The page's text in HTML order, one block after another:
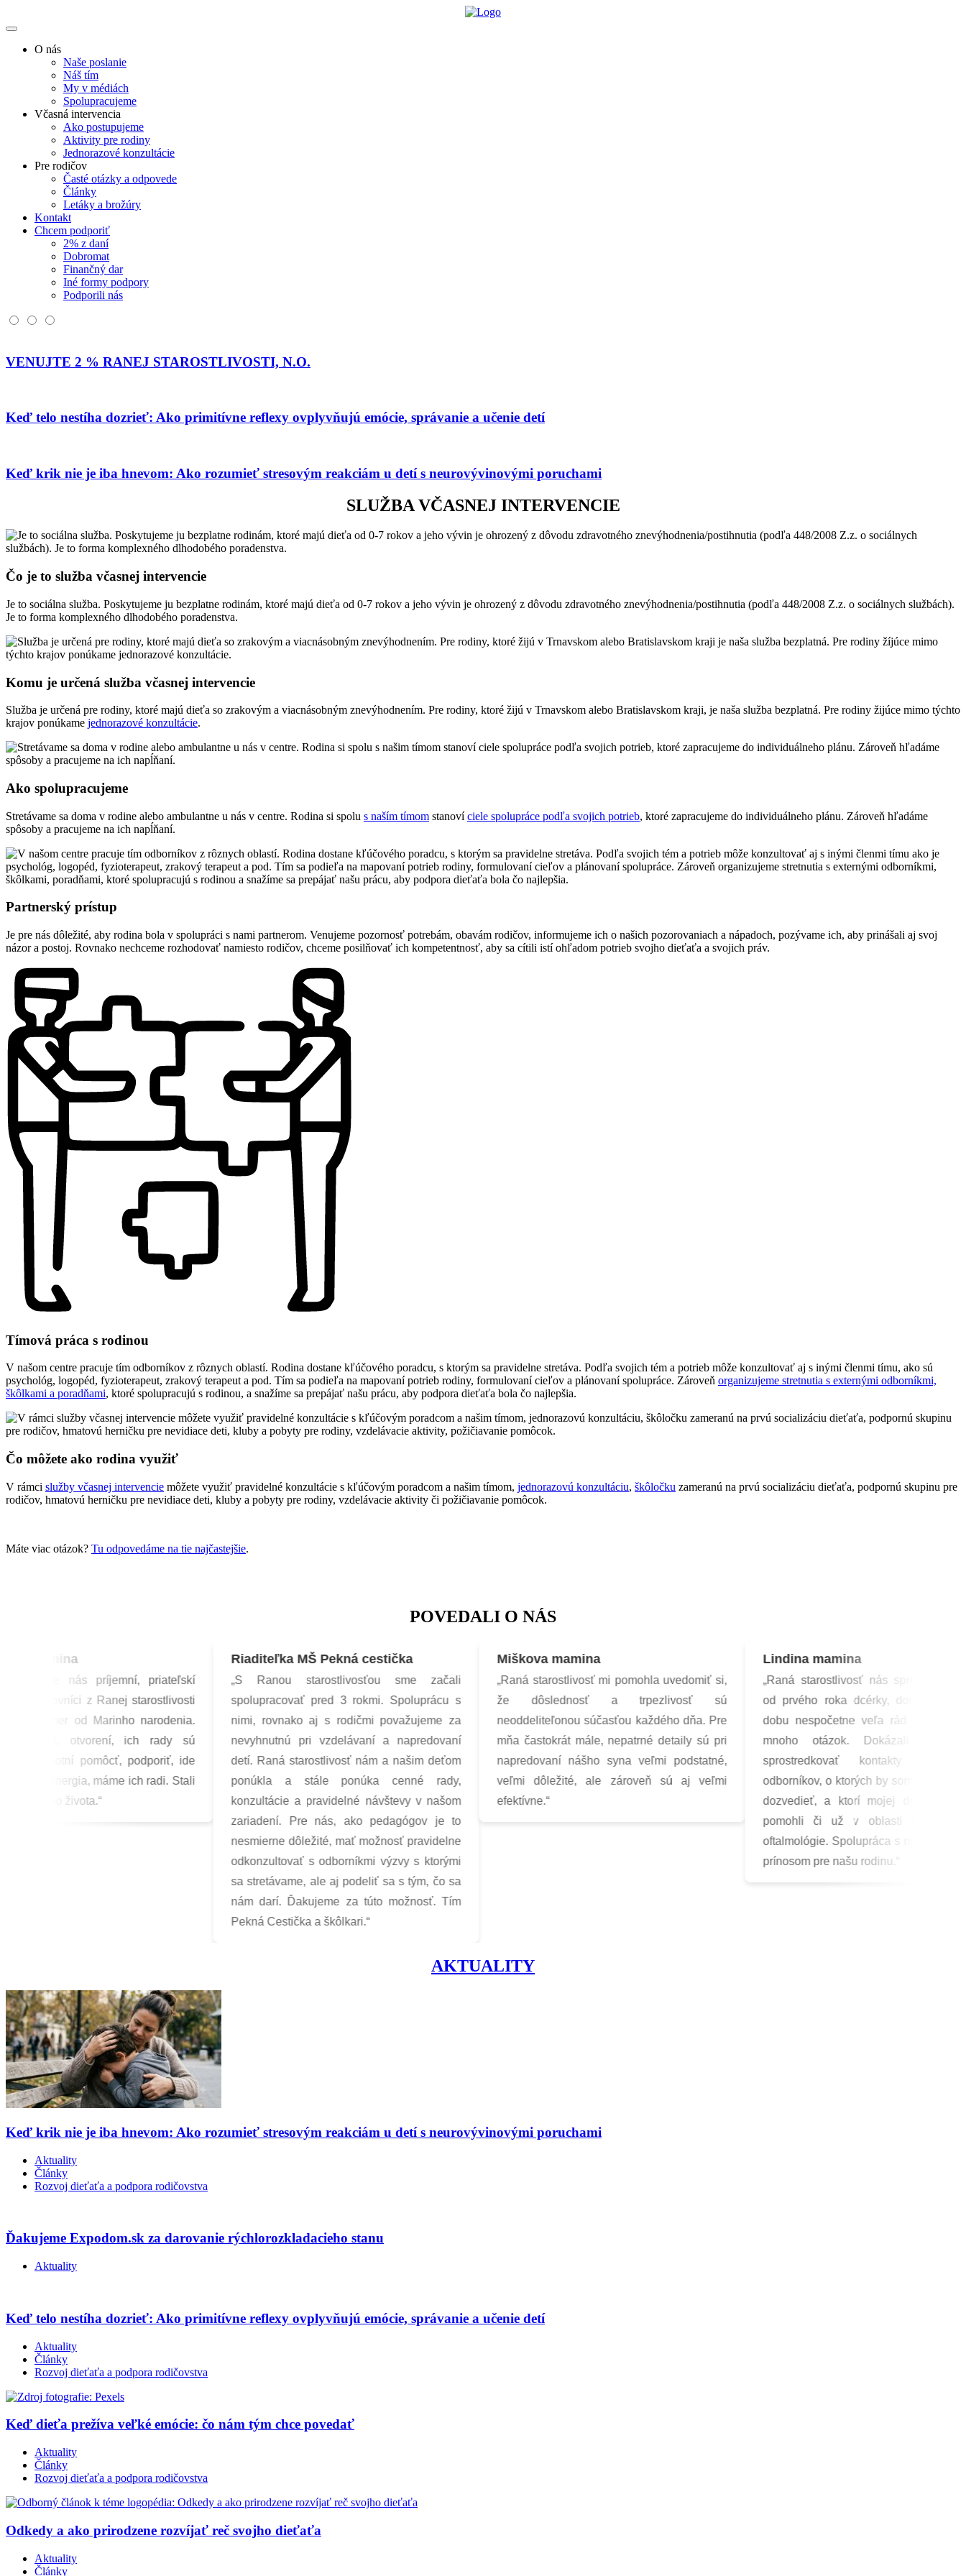
O nás
Naše poslanie
Náš tím
My v médiách
Spolupracujeme
Včasná intervencia
Ako postupujeme
Aktivity pre rodiny
Jednorazové konzultácie
Pre rodičov
Časté otázky a odpovede
Články
Letáky a brožúry
Kontakt
Chcem podporiť
2% z daní
Dobromat
Finančný dar
Iné formy podpory
Podporili nás
VENUJTE 2 % RANEJ STAROSTLIVOSTI, N.O.
Keď telo nestíha dozrieť: Ako primitívne reflexy ovplyvňujú emócie, správanie a učenie detí
Keď krik nie je iba hnevom: Ako rozumieť stresovým reakciám u detí s neurovývinovými poruchami
SLUŽBA VČASNEJ INTERVENCIE
Čo je to služba včasnej intervencie
Je to sociálna služba. Poskytujeme ju bezplatne rodinám, ktoré majú dieťa od 0-7 rokov a jeho vývin je ohrozený z dôvodu zdravotného znevýhodnenia/postihnutia (podľa 448/2008 Z.z. o sociálnych službách).
Je to forma komplexného dlhodobého poradenstva.
Komu je určená služba včasnej intervencie
Služba je určená pre rodiny, ktoré majú dieťa so zrakovým a viacnásobným znevýhodnením. Pre rodiny, ktoré žijú v Trnavskom alebo Bratislavskom kraji, je naša služba bezplatná. Pre rodiny žijúce mimo týchto
krajov ponúkame jednorazové konzultácie.
Ako spolupracujeme
Stretávame sa doma v rodine alebo ambulantne u nás v centre. Rodina si spolu s naším tímom stanovíciele spolupráce podľa svojich potrieb, ktoré zapracujeme do individuálneho plánu. Zároveň hľadáme
spôsoby a pracujeme na ich napĺňaní.
Partnerský prístup
Je pre nás dôležité, aby rodina bola v spolupráci s nami partnerom. Venujeme pozornosť potrebám, obavám rodičov, informujeme ich o našich pozorovaniach a nápadoch, pozývame ich, aby prinášali aj svoj
názor a postoj. Rovnako nechceme rozhodovať namiesto rodičov, chceme posilňovať ich kompetentnosť, aby sa cítili istí ohľadom potrieb svojho dieťaťa a svojich práv.
Tímová práca s rodinou
V našom centre pracuje tím odborníkov z rôznych oblastí. Rodina dostane kľúčového poradcu, s ktorým sa pravidelne stretáva. Podľa svojich tém a potrieb môže konzultovať aj s inými členmi tímu, ako sú
psychológ, logopéd, fyzioterapeut, zrakový terapeut a pod. Tím sa podieľa na mapovaní potrieb rodiny, formulovaní cieľov a plánovaní spolupráce. Zároveň organizujeme stretnutia s externými odborníkmi,
škôlkami a poradňami, ktoré spolupracujú s rodinou, a snažíme sa prepájať našu prácu, aby podpora dieťaťa bola čo najlepšia.
Čo môžete ako rodina využiť
V rámci služby včasnej intervencie môžete využiť pravidelné konzultácie s kľúčovým poradcom a našim tímom, jednorazovú konzultáciu, škôločku zameranú na prvú socializáciu dieťaťa, podpornú skupinu pre
rodičov, hmatovú herničku pre nevidiace deti, kluby a pobyty pre rodiny, vzdelávacie aktivity či požičiavanie pomôcok.
Máte viac otázok? Tu odpovedáme na tie najčastejšie.
POVEDALI O NÁS
že nás príjemní, priateľskí
pracovníci z Ranej starostlivosti
takmer od Marinho narodenia.
otvorení, ich rady sú
sú ochotní pomôcť, podporiť, ide
energia, máme ich radi. Stali
nášho života.“
Riaditeľka MŠ Pekná cestička
„S Ranou starostlivosťou sme začali
spolupracovať pred 3 rokmi. Spoluprácu s
nimi, rovnako aj s rodičmi považujeme za
nevyhnutnú pri vzdelávaní a napredovaní
detí. Raná starostlivosť nám a našim deťom
ponúkla a stále ponúka cenné rady,
konzultácie a pravidelné návštevy v našom
zariadení. Pre nás, ako pedagógov je to
nesmierne dôležité, mať možnosť pravidelne
odkonzultovať s odborníkmi výzvy s ktorými
sa stretávame, ale aj podeliť sa s tým, čo sa
nám darí. Ďakujeme za túto možnosť. Tím
Pekná Cestička a škôlkari.“
Miškova mamina
„Raná starostlivosť mi pomohla uvedomiť si,
že dôslednosť a trpezlivosť sú
neoddeliteľonou súčasťou každého dňa. Pre
mňa častokrát mále, nepatrné detaily sú pri
napredovaní nášho syna veľmi podstatné,
veľmi dôležité, ale zároveň sú aj veľmi
efektívne.“
Lindina mamina
„Raná starostlivosť nás sprevádza
od prvého roka dcérky, dostali sme
dobu nespočetne veľa rád a odpovedí
mnoho otázok. Dokázali nám
sprostredkovať kontakty na
odborníkov, o ktorých by som sa nemala
dozvedieť, a ktorí mojej dcére
pomohli či už v oblasti genetiky
oftalmológie. Spolupráca s nimi bola a je
prínosom pre našu rodinu.“
AKTUALITY
Keď krik nie je iba hnevom: Ako rozumieť stresovým reakciám u detí s neurovývinovými poruchami
Aktuality
Články
Rozvoj dieťaťa a podpora rodičovstva
Ďakujeme Expodom.sk za darovanie rýchlorozkladacieho stanu
Aktuality
Keď telo nestíha dozrieť: Ako primitívne reflexy ovplyvňujú emócie, správanie a učenie detí
Aktuality
Články
Rozvoj dieťaťa a podpora rodičovstva
Keď dieťa prežíva veľké emócie: čo nám tým chce povedať
Aktuality
Články
Rozvoj dieťaťa a podpora rodičovstva
Odkedy a ako prirodzene rozvíjať reč svojho dieťaťa
Aktuality
Články